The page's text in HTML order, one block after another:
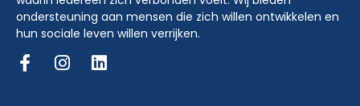
ondersteuning aan mensen die zich willen ontwikkelen en
hun sociale leven willen verrijken.